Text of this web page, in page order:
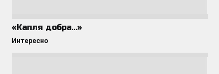
«Капля добра…»
Интересно